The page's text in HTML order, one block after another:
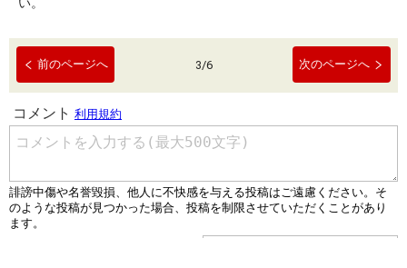
前のページへ 3/6 次のページへ